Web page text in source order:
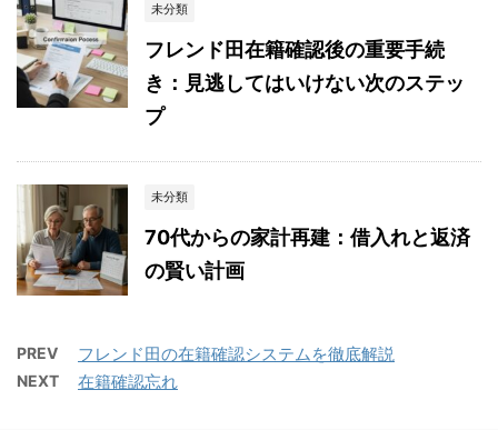
未分類
フレンド田在籍確認後の重要手続
き：見逃してはいけない次のステッ
プ
未分類
70代からの家計再建：借入れと返済
の賢い計画
PREV フレンド田の在籍確認システムを徹底解説
NEXT 在籍確認忘れ